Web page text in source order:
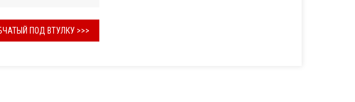
ПОД ВТУЛКУ >>>